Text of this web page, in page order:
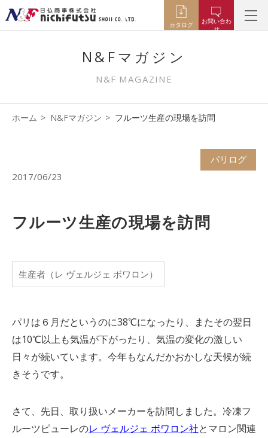
カタログ
お問い合わ
せ
N&Fマガジン
N&F MAGAZINE
ホーム N&Fマガジン フルーツ生産の現場を訪問
パリログ
2017/06/23
フルーツ生産の現場を訪問
生産者（レ ヴェルジェ ボワロン）
パリは６月だというのに38℃になったり、またその翌日
は10℃以上も気温が下がったり、気温の変化の激しい
日々が続いています。今年もなんだかおかしな天候が続
きそうです。
さて、先日、取り扱いメーカーを訪問しました。冷凍フ
ルーツピューレのレ ヴェルジェ ボワロン社とマロン関連